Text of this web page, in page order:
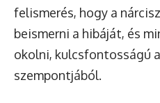
felismerés, hogy a
beismerni a hibáját, és
okolni, kulcsfontosságú
szempontjából.